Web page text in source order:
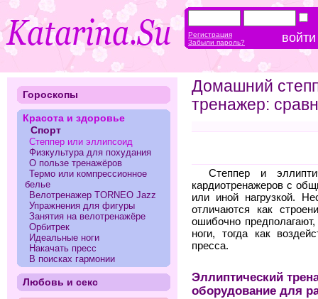
Домашний
тренажер:
Степпер и
кардиотренажеров с
или иной нагрузкой.
отличаются как
ошибочно
ноги, тогда как
пресса.
Эллиптический
оборудование для
Гороскопы
Красота и здоровье
Спорт
Степпер или эллипсоид
Физкультура для похудания
О пользе тренажёров
Термо или компрессионное
белье
Велотренажер TORNEO Jazz
Упражнения для фигуры
Занятия на велотренажёре
Орбитрек
Идеальные ноги
Накачать пресс
В поисках гармонии
Любовь и секс
Регистрация
Забыли пароль?